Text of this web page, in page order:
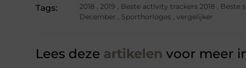
Tags: 2018 , 2019 , Beste activity trackers 2018 , Beste
December , Sporthorloges , vergelijker
Lees deze artikelen voor meer